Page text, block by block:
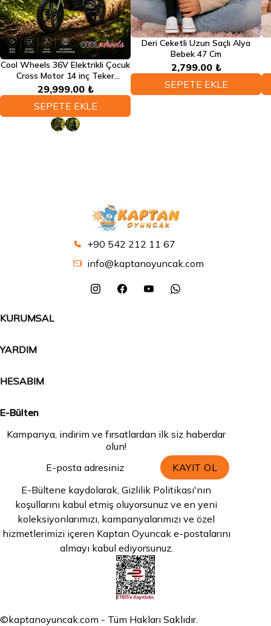
SEPETE EKLE
Cool Wheels 36V Elektrikli Çocuk
Cross Motor 14 inç Teker
Bluetooth LED Far 3 Kademe Hız
Ayarlı
29,999.00 ₺ SEPETE EKLE
Deri Ceketli Uzun Saçlı Alya
Bebek 47 Cm
2,799.00 ₺
+90 542 212 11 67
info@kaptanoyuncak.com
KURUMSAL
YARDIM
HESABIM
E-Bülten
Kampanya, indirim ve fırsatlardan ilk siz haberdar
olun!
KAYIT OL
E-Bültene kaydolarak, Gizlilik Politikası'nın
koşullarını kabul etmiş oluyorsunuz ve en yeni
koleksiyonlarımızı, kampanyalarımızı ve özel
hizmetlerimizi içeren Kaptan Oyuncak e-postalarını
almayı kabul ediyorsunuz.
©kaptanoyuncak.com - Tüm Hakları Saklıdır.